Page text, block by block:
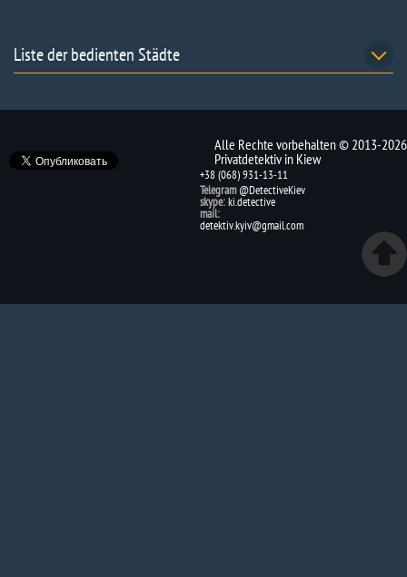
Liste der bedienten Städte
Alle Rechte vorbehalten © 2013-2026
Privatdetektiv in Kiew
+38 (068) 931-13-11
Telegram @DetectiveKiev
skype:ki.detective
mail:
detektiv.kyiv@gmail.com